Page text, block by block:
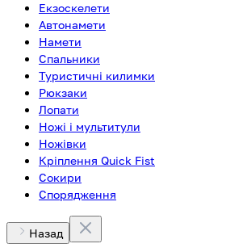
Екзоскелети
Автонамети
Намети
Спальники
Туристичні килимки
Рюкзаки
Лопати
Ножі і мультитули
Ножівки
Кріплення Quick Fist
Сокири
Спорядження
Назад